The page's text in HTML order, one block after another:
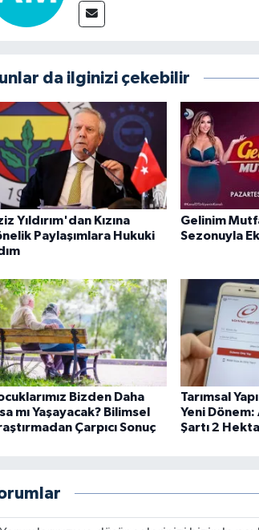
da ilginizi çekebilir
Yıldırım'dan Kızına
Paylaşımlara Hukuki
Gelinim
Sezonuyla
Bizden Daha
mı Yaşayacak? Bilimsel
Çarpıcı Sonuç
Tarımsal
Yeni
Şartı 2